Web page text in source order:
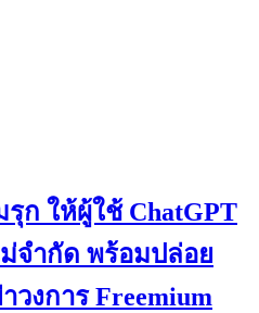
รุก ให้ผู้ใช้ ChatGPT
จำกัด พร้อมปล่อย
วงการ Freemium